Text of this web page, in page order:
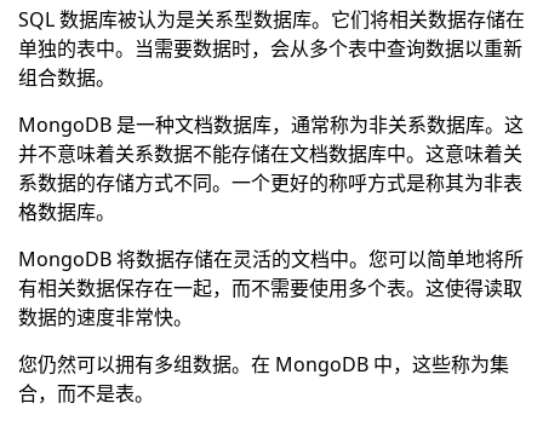
SQL 数据库被认为是关系型数据库。它们将相关数据存储在
单独的表中。当需要数据时，会从多个表中查询数据以重新
组合数据。
MongoDB 是一种文档数据库，通常称为非关系数据库。这
并不意味着关系数据不能存储在文档数据库中。这意味着关
系数据的存储方式不同。一个更好的称呼方式是称其为非表
格数据库。
MongoDB 将数据存储在灵活的文档中。您可以简单地将所
有相关数据保存在一起，而不需要使用多个表。这使得读取
数据的速度非常快。
您仍然可以拥有多组数据。在 MongoDB 中，这些称为集
合，而不是表。